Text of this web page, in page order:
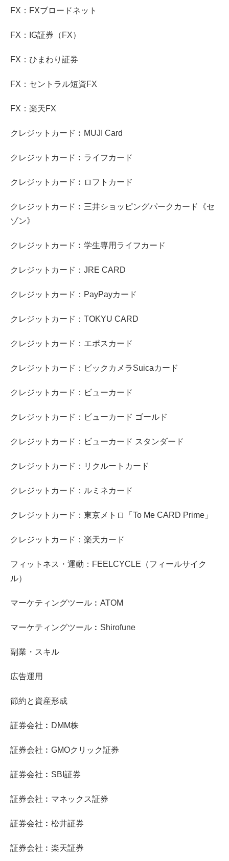
FX：FXブロードネット
FX：IG証券（FX）
FX：ひまわり証券
FX：セントラル短資FX
FX：楽天FX
クレジットカード︰MUJI Card
クレジットカード︰ライフカード
クレジットカード︰ロフトカード
クレジットカード︰三井ショッピングパークカード《セ
ゾン》
クレジットカード︰学生専用ライフカード
クレジットカード：JRE CARD
クレジットカード：PayPayカード
クレジットカード：TOKYU CARD
クレジットカード：エポスカード
クレジットカード：ビックカメラSuicaカード
クレジットカード：ビューカード
クレジットカード：ビューカード ゴールド
クレジットカード：ビューカード スタンダード
クレジットカード：リクルートカード
クレジットカード：ルミネカード
クレジットカード：東京メトロ「To Me CARD Prime」
クレジットカード：楽天カード
フィットネス・運動：FEELCYCLE（フィールサイク
ル）
マーケティングツール︰ATOM
マーケティングツール︰Shirofune
副業・スキル
広告運用
節約と資産形成
証券会社︰DMM株
証券会社︰GMOクリック証券
証券会社︰SBI証券
証券会社︰マネックス証券
証券会社︰松井証券
証券会社︰楽天証券